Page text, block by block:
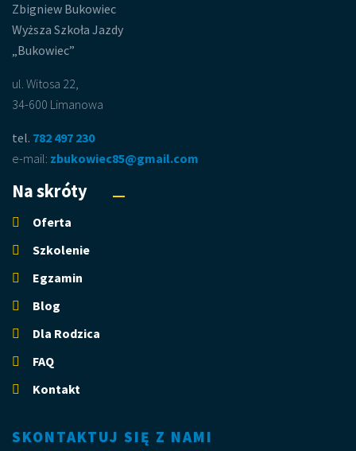
Zbigniew Bukowiec
Wyższa Szkoła Jazdy
„Bukowiec”
ul. Witosa 22,
34-600 Limanowa
tel. 782 497 230
e-mail: zbukowiec85@gmail.com
Na skróty
Oferta
Szkolenie
Egzamin
Blog
Dla Rodzica
FAQ
Kontakt
SKONTAKTUJ SIĘ Z NAMI